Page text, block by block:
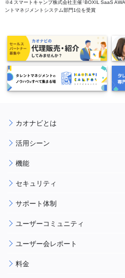
※4 スマートキャンプ株式会社主催「BOXIL SaaS
ントマネジメントシステム部門1位を受賞
カオナビとは
活用シーン
機能
セキュリティ
サポート体制
ユーザーコミュニティ
ユーザー会レポート
料金